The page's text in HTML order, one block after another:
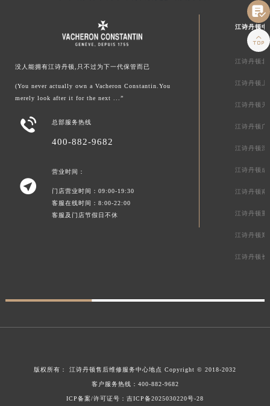
没人能拥有江诗丹顿,只不过为下一代保管而已
(You never actually own a Vacheron Constantin.You
merely look after it for the next ...”
 总部服务热线
400-882-9682

营业时间：
门店营业时间：09:00-19:30
客服在线时间：8:00-22:00
客服及门店节假日不休
江诗丹顿中
江诗丹顿北
江诗丹顿上
江诗丹顿天
江诗丹顿广
江诗丹顿深
江诗丹顿成
江诗丹顿南
江诗丹顿重
江诗丹顿郑
江诗丹顿长
版权所有： 江诗丹顿售后维修服务中心地点 Copyright © 2018-2032
客户服务热线： 400-882-9682
ICP备案/许可证号：吉ICP备2025030220号-28

